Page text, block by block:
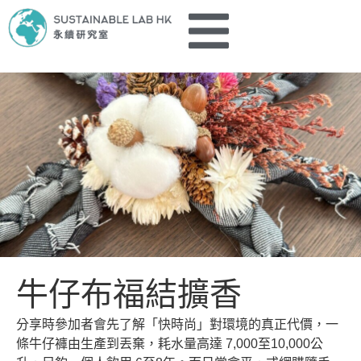
牛仔布福結擴香
分享時參加者會先了解「快時尚」對環境的真正代價，一
條牛仔褲由生產到丟棄，耗水量高達 7,000至10,000公